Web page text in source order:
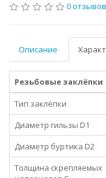
0 отзывов
Описание
Резьбовые заклёпки
Тип заклёпки
Диаметр гильзы D1
Диаметр буртика D2
Толщина скрепляемых